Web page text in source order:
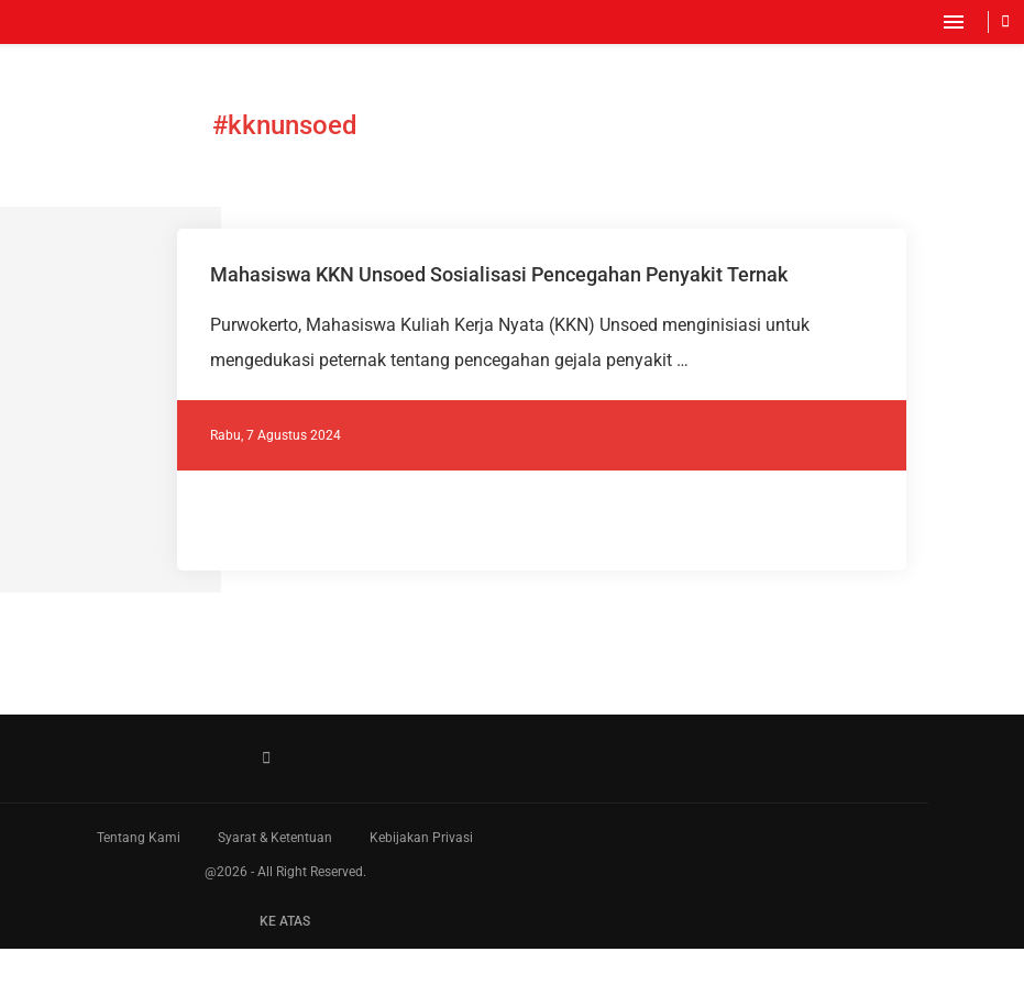
#kknunsoed
Mahasiswa KKN Unsoed Sosialisasi Pencegahan Penyakit Ternak
Purwokerto, Mahasiswa Kuliah Kerja Nyata (KKN) Unsoed menginisiasi untuk
mengedukasi peternak tentang pencegahan gejala penyakit …
Rabu, 7 Agustus 2024
Tentang Kami Syarat & Ketentuan Kebijakan Privasi
@2026 - All Right Reserved.
KE ATAS